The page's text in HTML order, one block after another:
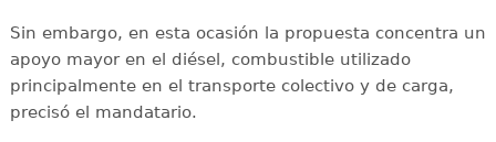
Sin embargo, en esta ocasión la propuesta concentra un
apoyo mayor en el diésel, combustible utilizado
principalmente en el transporte colectivo y de carga,
precisó el mandatario.